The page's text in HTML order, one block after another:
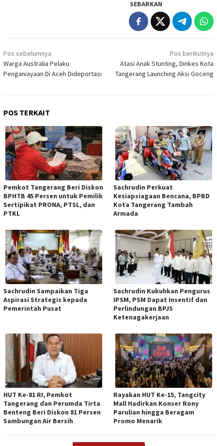
SEBARKAN
Navigasi
pos
Pos sebelumnya
Warga Australia Pelaku
Penganiayaan Di Aceh Dideportasi
Pos berikutnya
Atasi Anak Stunting, Dinkes Kota
Tangerang Launching Aksi Goceng
POS TERKAIT
Pemkot Tangerang Beri Diskon
BPHTB 45 Persen untuk Pemilik
Sertipikat PRONA, PTSL, dan
PTKL
Sachrudin Perkuat
Kesiapsiagaan Bencana, BPBD
Kota Tangerang Tambah
Armada
Sachrudin Sampaikan Tiga
Aspirasi Strategis kepada
Pemerintah Pusat
Sachrudin Kukuhkan Pengurus
IPSM, PSM Dapat Insentif dan
Perlindungan BPJS
Ketenagakerjaan
HUT Ke-81 RI, Pemkot
Tangerang dan Perumda Tirta
Benteng Beri Diskon 81 Persen
Sambungan Air Bersih
Rayakan HUT Ke-15, Tangcity
Mall Hadirkan Konser Rony
Parulian hingga Beragam
Promo Menarik